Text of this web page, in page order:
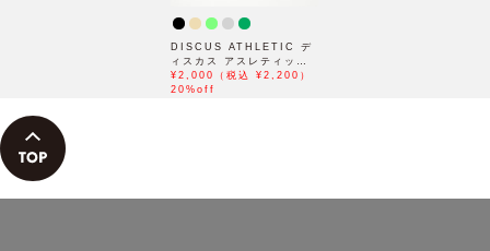
DISCUS ATHLETIC デ
ィスカス アスレティック
裾ドロスト付きTシャツ
¥2,000（税込 ¥2,200）
20%off